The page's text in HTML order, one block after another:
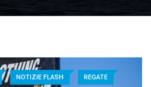
NOTIZIE FLASH REGATE